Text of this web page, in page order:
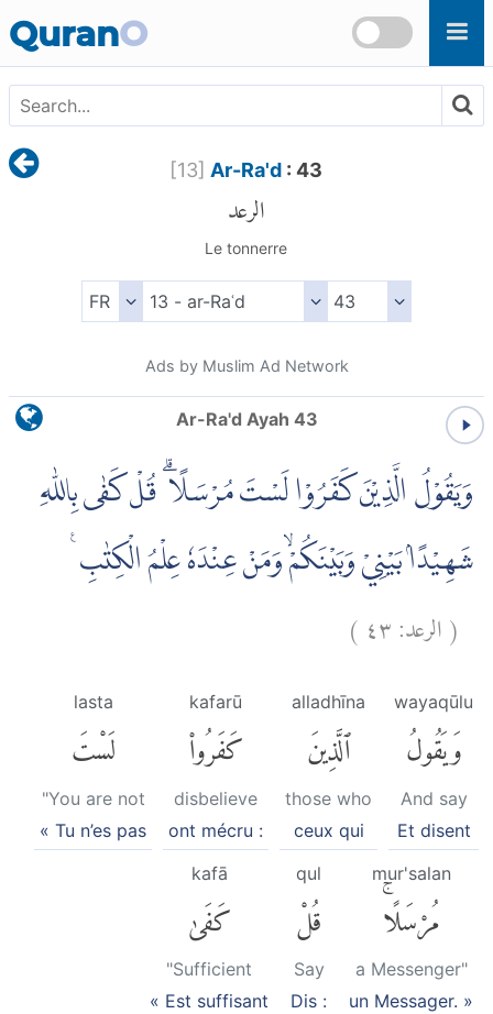
QuranO
[13] Ar-Ra'd : 43
الرعد
Le tonnerre
Ads by Muslim Ad Network
Ar-Ra'd Ayah 43
وَيَقُوْلُ الَّذِيْنَ كَفَرُوْا لَسْتَ مُرْسَلًا ۗ قُلْ كَفٰى بِاللّٰهِ
شَهِيْدًاۢ بَيْنِيْ وَبَيْنَكُمْۙ وَمَنْ عِنْدَهٗ عِلْمُ الْكِتٰبِ ࣖ
(الرعد:٤٣)
wayaqūlu
وَيَقُولُ
And say
Et disent
alladhīna
ٱلَّذِينَ
those who
ceux qui
kafarū
كَفَرُوا۟
disbelieve
ont mécru :
lasta
لَسْتَ
"You are not
« Tu n’es pas
mur'salan
مُرْسَلًاۚ
a Messenger"
un Messager. »
qul
قُلْ
Say
Dis :
kafā
كَفَىٰ
"Sufficient
« Est suffisant